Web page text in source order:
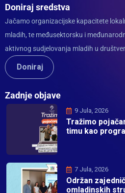
Doniraj sredstva
Jačamo organizacijske kapacitete
mladih, te međusektorsku i
aktivnog sudjelovanja mladih u
Doniraj
Zadnje objave
9 Jula, 2026
Tražimo
timu kao
7 Jula, 2026
Održan
omladinskih